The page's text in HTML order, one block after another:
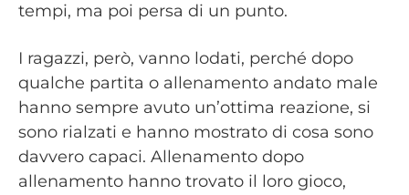
tempi, ma poi persa di un punto.
I ragazzi, però, vanno lodati, perché dopo
qualche partita o allenamento andato male
hanno sempre avuto un’ottima reazione, si
sono rialzati e hanno mostrato di cosa sono
davvero capaci. Allenamento dopo
allenamento hanno trovato il loro gioco,